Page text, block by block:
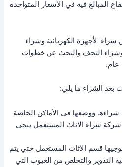
المبالغ فيه في الأسعار المتواجدة
الأجهزة الكهربائية وشراء
وشراء التحف والبحث عن خطوات
عام.
الشراء ما يلي:
شراءها ووضعها في الأماكن الخاصة
شراء الاثاث المستعمل ببحي
قسم الاثاث المستعمل حتي يتم
التدوير والتخلص من العيوب التي